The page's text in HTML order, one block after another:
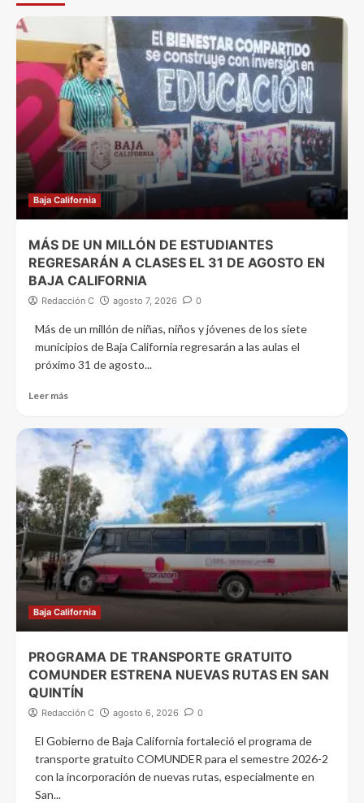
Baja California
MÁS DE UN MILLÓN DE ESTUDIANTES
REGRESARÁN A CLASES EL 31 DE AGOSTO EN
BAJA CALIFORNIA
Redacción C agosto 7, 2026 0
Más de un millón de niñas, niños y jóvenes de los siete
municipios de Baja California regresarán a las aulas el
próximo 31 de agosto...
Leer más
Baja California
PROGRAMA DE TRANSPORTE GRATUITO
COMUNDER ESTRENA NUEVAS RUTAS EN SAN
QUINTÍN
Redacción C agosto 6, 2026 0
El Gobierno de Baja California fortaleció el programa de
transporte gratuito COMUNDER para el semestre 2026-2
con la incorporación de nuevas rutas, especialmente en
San...